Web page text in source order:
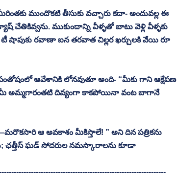
ముందొకటి తీసుకు వచ్చారు కదా- అందువల్ల ఈ
చేతికివ్వను. ముకుందాన్ని వీళ్ళతో బాటు వెళ్లి వీళ్ళకు
షాపుకు రవాణా ఐన తరవాత చిల్లర ఖర్చులకి వేయి రూ
ఆవేశానికి లోనవుతూ అంది- “మీకు గాని ఆక్షేపణ
మీ అమ్మగారంతటి దివ్యంగా కాకపోయినా వంట బాగానే
ఆ అవకాశం మీకిస్తాలే! ” అని దిన పత్రికను
ఛత్తీస్ ఘడ్ సోదరుల నమస్కారాలను కూడా